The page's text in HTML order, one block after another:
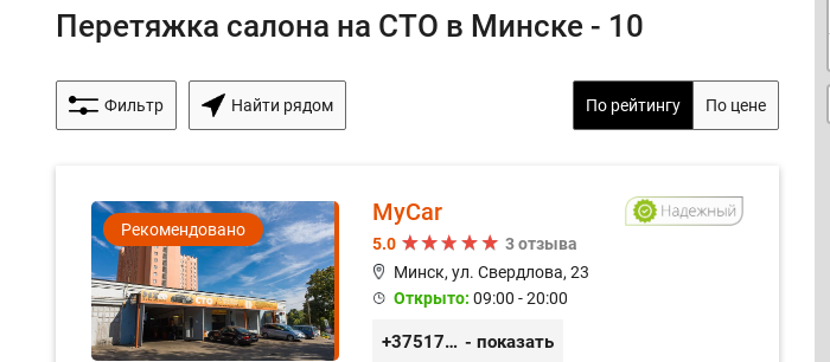
Перетяжка салона на СТО в Минске - 10
Фильтр Найти рядом По рейтингу По цене
Рекомендовано
MyCar
5.0
3 отзыва
Минск, ул. Свердлова, 23
Открыто: 09:00 - 20:00
+375173212443 - показать